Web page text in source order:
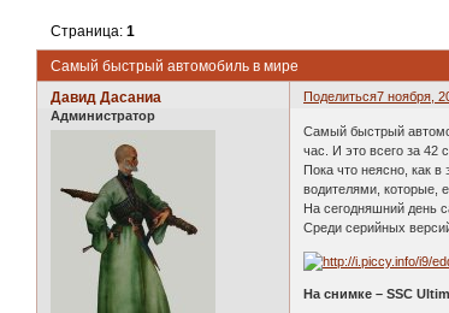
Самый быстрый автомобиль в мире
Страница:1
Поделиться7 ноября,
Давид Дасаниа
Администратор
Самый быстрый
час. И это всего за 42
Пока что неясно, как
водителями, которые,
На сегодняшний день
Среди серийных
На снимке – SSC